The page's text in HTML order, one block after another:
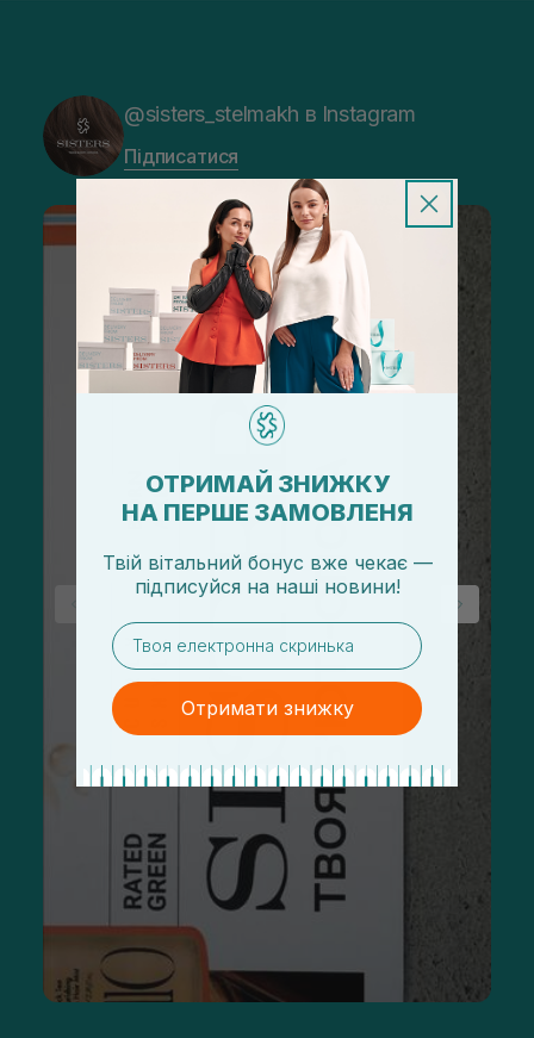
@sisters_stelmakh в Instagram
Підписатися
ОТРИМАЙ ЗНИЖКУ
НА ПЕРШЕ ЗАМОВЛЕНЯ
Твій вітальний бонус вже чекає —
підписуйся на наші новини!
email
Отримати знижку